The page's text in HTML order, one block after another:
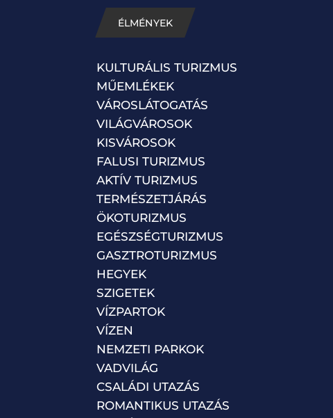
ÉLMÉNYEK
KULTURÁLIS TURIZMUS
MŰEMLÉKEK
VÁROSLÁTOGATÁS
VILÁGVÁROSOK
KISVÁROSOK
FALUSI TURIZMUS
AKTÍV TURIZMUS
TERMÉSZETJÁRÁS
ÖKOTURIZMUS
EGÉSZSÉGTURIZMUS
GASZTROTURIZMUS
HEGYEK
SZIGETEK
VÍZPARTOK
VÍZEN
NEMZETI PARKOK
VADVILÁG
CSALÁDI UTAZÁS
ROMANTIKUS UTAZÁS